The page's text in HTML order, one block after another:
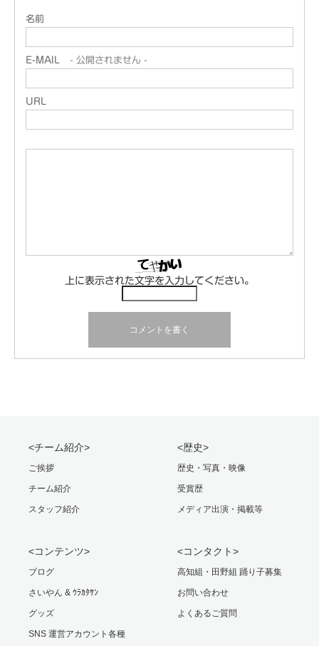
名前
E-MAIL - 公開されません -
URL
上に表示された文字を入力してください。
<チーム紹介>
ご挨拶
チーム紹介
スタッフ紹介
<歴史>
歴史・写真・映像
受賞歴
メディア出演・掲載等
<コンテンツ>
ブログ
さいやん & ｳﾗｶﾀｻﾝ
グッズ
SNS 運営アカウント各種
<コンタクト>
高知組・田野組 踊り子募集
お問い合わせ
よくあるご質問